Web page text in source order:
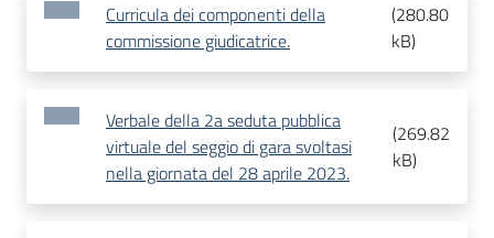
Curricula dei componenti della
commissione giudicatrice.
(280.80
kB)
Verbale della 2a seduta pubblica
virtuale del seggio di gara svoltasi
nella giornata del 28 aprile 2023.
(269.82
kB)